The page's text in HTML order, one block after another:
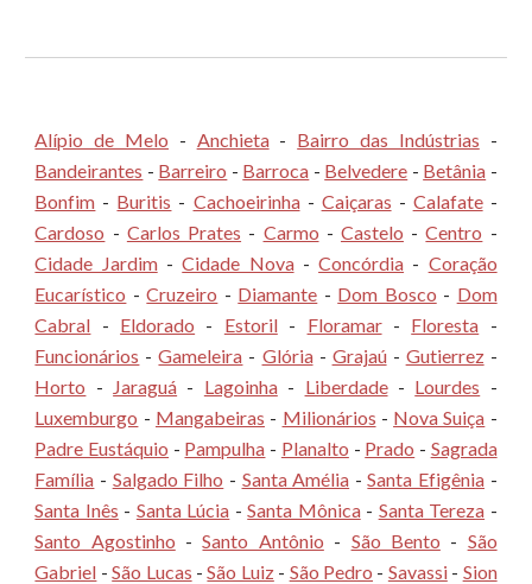
Alípio de Melo - Anchieta- Bairro das Indústrias -
Bandeirantes - Barreiro - Barroca - Belvedere - Betânia -
Bonfim - Buritis - Cachoeirinha- Caiçaras - Calafate-
Cardoso - Carlos Prates - Carmo - Castelo -Centro -
Cidade Jardim-Cidade Nova-Concórdia - Coração
Eucarístico -Cruzeiro - Diamante - Dom Bosco - Dom
Cabral - Eldorado - Estoril- Floramar- Floresta -
Funcionários -Gameleira - Glória- Grajaú- Gutierrez-
Horto - Jaraguá - Lagoinha- Liberdade- Lourdes -
Luxemburgo - Mangabeiras - Milionários - Nova Suiça -
Padre Eustáquio - Pampulha - Planalto - Prado - Sagrada
Família - Salgado Filho - Santa Amélia -Santa Efigênia -
Santa Inês - Santa Lúcia -Santa Mônica- Santa Tereza -
Santo Agostinho -Santo Antônio - São Bento - São
Gabriel -São Lucas -São Luiz- São Pedro - Savassi- Sion